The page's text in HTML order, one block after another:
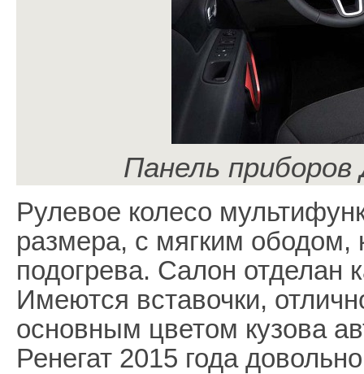
Панель
Рулевое колесо
размера, с мягким
подогрева. Салон отделан
Имеются вставочки,
основным цветом кузова
Ренегат 2015 года